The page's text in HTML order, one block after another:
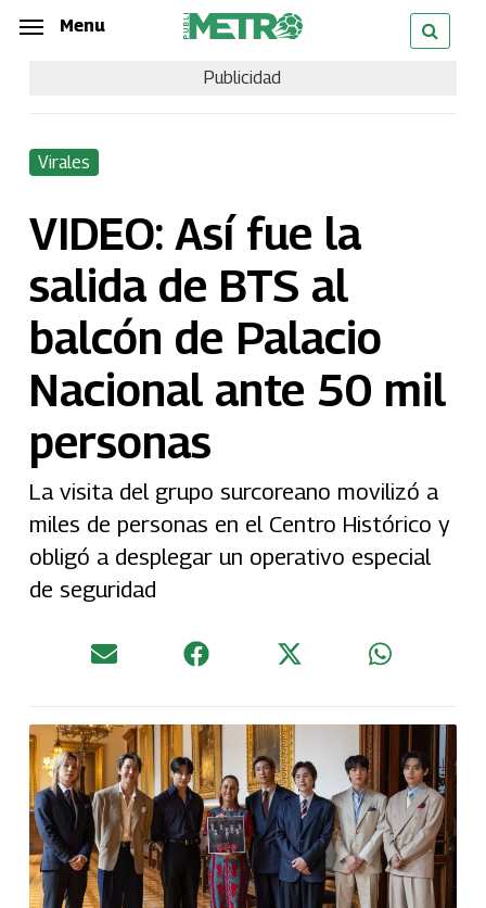
Skip
content
Menu
Publicidad
Virales
VIDEO: Así fue la
salida de BTS al
balcón de Palacio
Nacional ante 50 mil
personas
La visita del grupo surcoreano movilizó a
miles de personas en el Centro Histórico y
obligó a desplegar un operativo especial
de seguridad
Menu